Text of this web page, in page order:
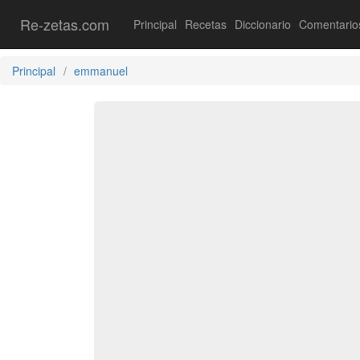
Re-zetas.com Principal Recetas Diccionario
Principal emmanuel